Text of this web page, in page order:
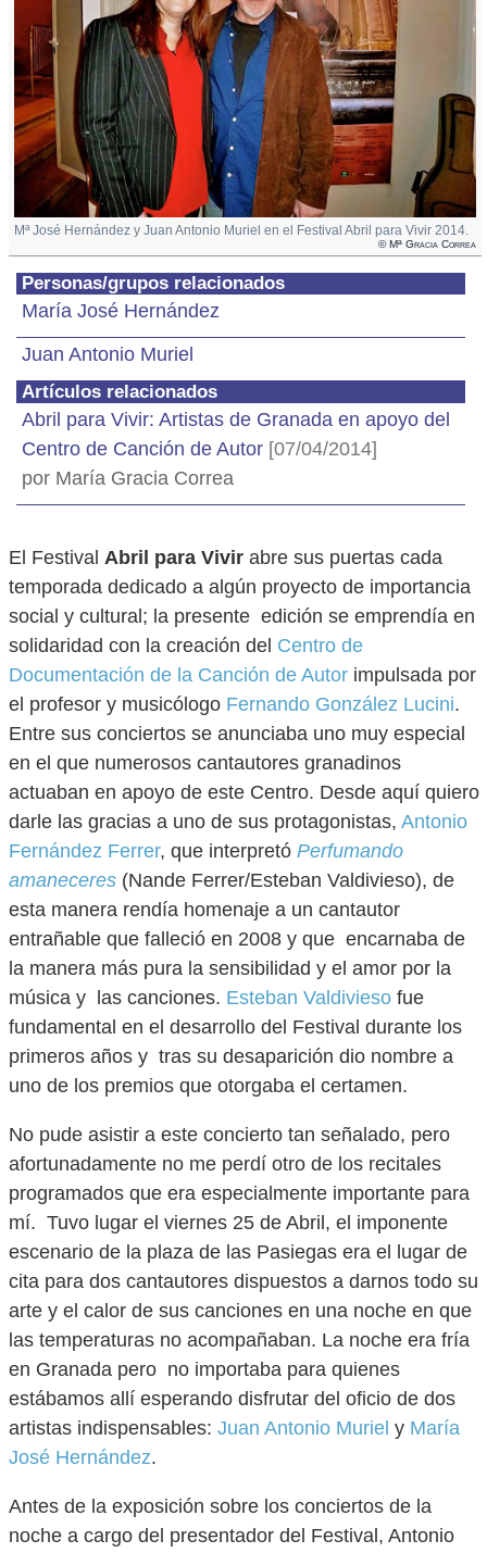
Mª José Hernández y Juan Antonio Muriel en el Festival Abril para Vivir 2014.
© Mª Gracia Correa
Personas/grupos relacionados
María José Hernández
Juan Antonio Muriel
Artículos relacionados
Abril para Vivir: Artistas de Granada en apoyo del
Centro de Canción de Autor [07/04/2014]
por María Gracia Correa
El Festival Abril para Vivir abre sus puertas cada
temporada dedicado a algún proyecto de importancia
social y cultural; la presente edición se emprendía en
solidaridad con la creación del Centro de
Documentación de la Canción de Autor impulsada por
el profesor y musicólogo Fernando González Lucini.
Entre sus conciertos se anunciaba uno muy especial
en el que numerosos cantautores granadinos
actuaban en apoyo de este Centro. Desde aquí quiero
darle las gracias a uno de sus protagonistas, Antonio
Fernández Ferrer, que interpretó Perfumando
amaneceres (Nande Ferrer/Esteban Valdivieso), de
esta manera rendía homenaje a un cantautor
entrañable que falleció en 2008 y que encarnaba de
la manera más pura la sensibilidad y el amor por la
música y las canciones. Esteban Valdivieso fue
fundamental en el desarrollo del Festival durante los
primeros años y tras su desaparición dio nombre a
uno de los premios que otorgaba el certamen.
No pude asistir a este concierto tan señalado, pero
afortunadamente no me perdí otro de los recitales
programados que era especialmente importante para
mí. Tuvo lugar el viernes 25 de Abril, el imponente
escenario de la plaza de las Pasiegas era el lugar de
cita para dos cantautores dispuestos a darnos todo su
arte y el calor de sus canciones en una noche en que
las temperaturas no acompañaban. La noche era fría
en Granada pero no importaba para quienes
estábamos allí esperando disfrutar del oficio de dos
artistas indispensables: Juan Antonio Muriel y María
José Hernández.
Antes de la exposición sobre los conciertos de la
noche a cargo del presentador del Festival, Antonio